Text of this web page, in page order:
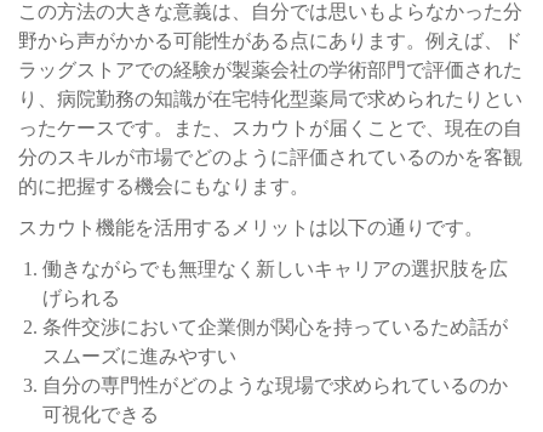
この方法の大きな意義は、自分では思いもよらなかった分
野から声がかかる可能性がある点にあります。例えば、ド
ラッグストアでの経験が製薬会社の学術部門で評価された
り、病院勤務の知識が在宅特化型薬局で求められたりとい
ったケースです。また、スカウトが届くことで、現在の自
分のスキルが市場でどのように評価されているのかを客観
的に把握する機会にもなります。
スカウト機能を活用するメリットは以下の通りです。
働きながらでも無理なく新しいキャリアの選択肢を広
げられる
条件交渉において企業側が関心を持っているため話が
スムーズに進みやすい
自分の専門性がどのような現場で求められているのか
可視化できる